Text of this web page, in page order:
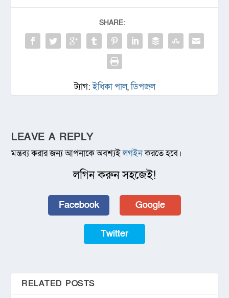
SHARE:
ট্যাগ:ইধিকা পাল,ডিপজল
LEAVE A REPLY
মন্তব্য করার জন্য আপনাকে অবশ্যইলগইনকরতে হবে।
লগিন করুন সহজেই!
Facebook Google
Twitter
RELATED POSTS